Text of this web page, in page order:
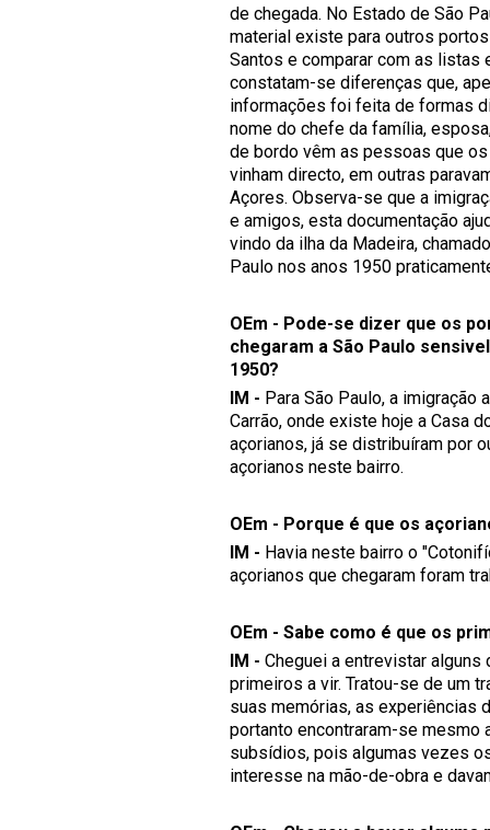
de chegada. No Estado de São
material existe para outros
Santos e comparar com as listas
constatam-se diferenças que,
informações foi feita de formas
nome do chefe da família,
de bordo vêm as pessoas que
vinham directo, em outras
Açores. Observa-se que a
e amigos, esta documentação
vindo da ilha da Madeira,
Paulo nos anos 1950
OEm - Pode-se dizer que os
chegaram a São Paulo
1950?
IM - Para São Paulo, a imigração
Carrão, onde existe hoje a Casa
açorianos, já se distribuíram por
açorianos neste bairro.
OEm - Porque é que os
IM - Havia neste bairro o
açorianos que chegaram foram
OEm - Sabe como é que os
IM - Cheguei a entrevistar alguns
primeiros a vir. Tratou-se de um
suas memórias, as experiências
portanto encontraram-se mesmo
subsídios, pois algumas vezes
interesse na mão-de-obra e